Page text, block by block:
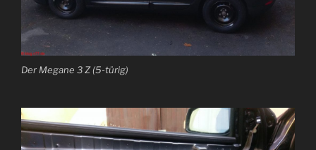
Der Megane 3 Z (5-türig)